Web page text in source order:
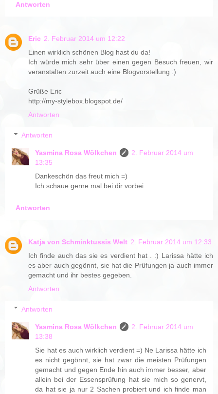
Antworten
Eric 2. Februar 2014 um 12:22
Einen wirklich schönen Blog hast du da!
Ich würde mich sehr über einen gegen Besuch freuen, wir
veranstalten zurzeit auch eine Blogvorstellung :)
Grüße Eric
http://my-stylebox.blogspot.de/
Antworten
Antworten
Yasmina Rosa Wölkchen
2. Februar 2014 um
13:35
Dankeschön das freut mich =)
Ich schaue gerne mal bei dir vorbei
Antworten
Katja von Schminktussis Welt 2. Februar 2014 um 12:33
Ich finde auch das sie es verdient hat . :) Larissa hätte ich
es aber auch gegönnt, sie hat die Prüfungen ja auch immer
gemacht und ihr bestes gegeben.
Antworten
Antworten
Yasmina Rosa Wölkchen
2. Februar 2014 um
13:38
Sie hat es auch wirklich verdient =) Ne Larissa hätte ich
es nicht gegönnt, sie hat zwar die meisten Prüfungen
gemacht und gegen Ende hin auch immer besser, aber
allein bei der Essensprüfung hat sie mich so genervt,
da hat sie ja nur 2 Sachen probiert und ich finde man